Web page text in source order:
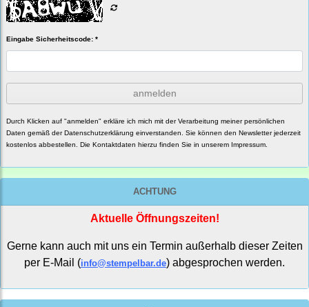
Eingabe Sicherheitscode: *
anmelden
Durch Klicken auf "anmelden" erkläre ich mich mit der Verarbeitung meiner persönlichen
Daten gemäß der Datenschutzerklärung einverstanden. Sie können den Newsletter jederzeit
kostenlos abbestellen. Die Kontaktdaten hierzu finden Sie in unserem Impressum.
ACHTUNG
Aktuelle Öffnungszeiten!
Gerne kann auch mit uns ein Termin außerhalb dieser Zeiten
per E-Mail (info@stempelbar.de) abgesprochen werden.